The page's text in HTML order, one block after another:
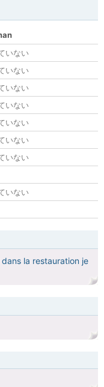
いない
いない
いない
いない
いない
いない
いない
いない
la restauration je